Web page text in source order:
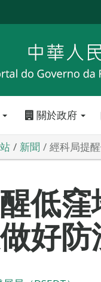
關於政府
新聞 經科局提
低
好